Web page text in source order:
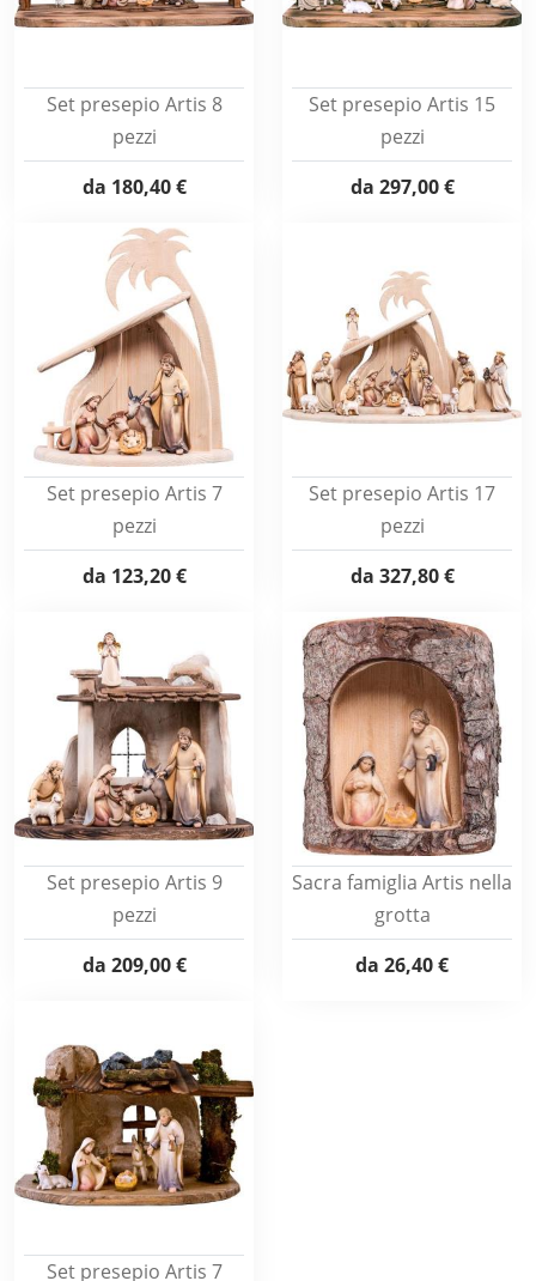
Set presepio Artis 8
pezzi
da 180,40 €
Set presepio Artis 15
pezzi
da 297,00 €
Set presepio Artis 7
pezzi
da 123,20 €
Set presepio Artis 17
pezzi
da 327,80 €
Set presepio Artis 9
pezzi
da 209,00 €
Sacra famiglia Artis nella
grotta
da 26,40 €
Set presepio Artis 7